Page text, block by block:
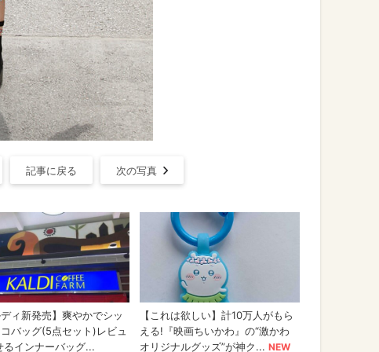
記事に戻る 次の写真